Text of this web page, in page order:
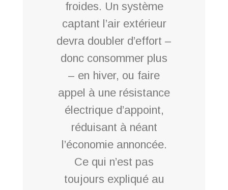
froides. Un système
captant l’air extérieur
devra doubler d’effort –
donc consommer plus
– en hiver, ou faire
appel à une résistance
électrique d’appoint,
réduisant à néant
l’économie annoncée.
Ce qui n’est pas
toujours expliqué au